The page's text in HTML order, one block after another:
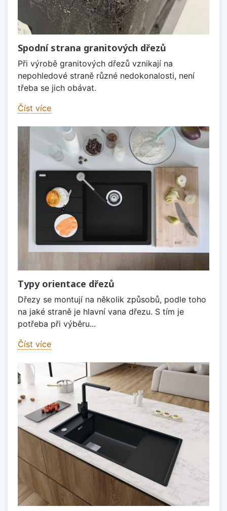
Spodní strana granitových dřezů
Při výrobě granitových dřezů vznikají na
nepohledové straně různé nedokonalosti, není
třeba se jich obávat.
Číst více
Typy orientace dřezů
Dřezy se montují na několik způsobů, podle toho
na jaké straně je hlavní vana dřezu. S tím je
potřeba při výběru...
Číst více